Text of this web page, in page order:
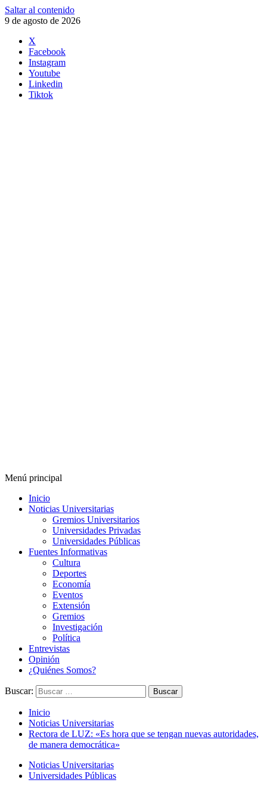
Saltar al contenido
9 de agosto de 2026
X
Facebook
Instagram
Youtube
Linkedin
Tiktok
Menú principal
Inicio
Noticias Universitarias
Gremios Universitarios
Universidades Privadas
Universidades Públicas
Fuentes Informativas
Cultura
Deportes
Economía
Eventos
Extensión
Gremios
Investigación
Política
Entrevistas
Opinión
¿Quiénes Somos?
Buscar:
Inicio
Noticias Universitarias
Rectora de LUZ: «Es hora que se tengan nuevas autoridades,
de manera democrática»
Noticias Universitarias
Universidades Públicas